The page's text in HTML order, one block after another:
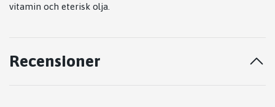
vitamin och eterisk olja.
Recensioner